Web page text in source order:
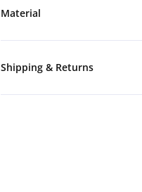
Material
Shipping & Returns